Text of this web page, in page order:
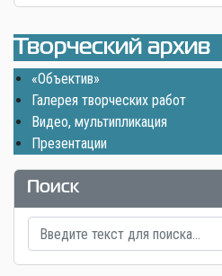
Творческий архив
«Объектив»
Галерея творческих работ
Видео, мультипликация
Презентации
Поиск